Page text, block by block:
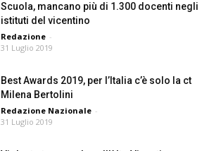
Scuola, mancano più di 1.300 docenti negli
istituti del vicentino
Redazione -
31 Luglio 2019
Best Awards 2019, per l’Italia c’è solo la ct
Milena Bertolini
Redazione Nazionale -
31 Luglio 2019